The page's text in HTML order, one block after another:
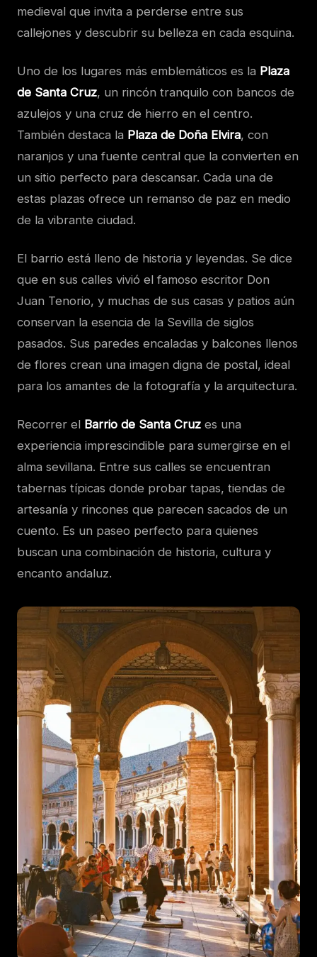
medieval que invita a perderse entre sus
callejones y descubrir su belleza en cada esquina.
Uno de los lugares más emblemáticos es la Plaza
de Santa Cruz, un rincón tranquilo con bancos de
azulejos y una cruz de hierro en el centro.
También destaca la Plaza de Doña Elvira, con
naranjos y una fuente central que la convierten en
un sitio perfecto para descansar. Cada una de
estas plazas ofrece un remanso de paz en medio
de la vibrante ciudad.
El barrio está lleno de historia y leyendas. Se dice
que en sus calles vivió el famoso escritor Don
Juan Tenorio, y muchas de sus casas y patios aún
conservan la esencia de la Sevilla de siglos
pasados. Sus paredes encaladas y balcones llenos
de flores crean una imagen digna de postal, ideal
para los amantes de la fotografía y la arquitectura.
Recorrer el Barrio de Santa Cruz es una
experiencia imprescindible para sumergirse en el
alma sevillana. Entre sus calles se encuentran
tabernas típicas donde probar tapas, tiendas de
artesanía y rincones que parecen sacados de un
cuento. Es un paseo perfecto para quienes
buscan una combinación de historia, cultura y
encanto andaluz.